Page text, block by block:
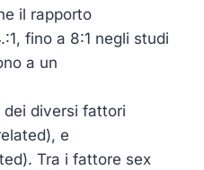
il rapporto
fino a 8:1 negli studi
a un
dei diversi fattori
e
Tra i fattore sex